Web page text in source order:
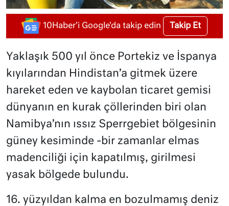
10Haber'i Google'da takip edin Takip Et
Yaklaşık 500 yıl önce Portekiz ve İspanya
kıyılarından Hindistan’a gitmek üzere
hareket eden ve kaybolan ticaret gemisi
dünyanın en kurak çöllerinden biri olan
Namibya’nın ıssız Sperrgebiet bölgesinin
güney kesiminde -bir zamanlar elmas
madenciliği için kapatılmış, girilmesi
yasak bölgede bulundu.
16. yüzyıldan kalma en bozulmamış deniz